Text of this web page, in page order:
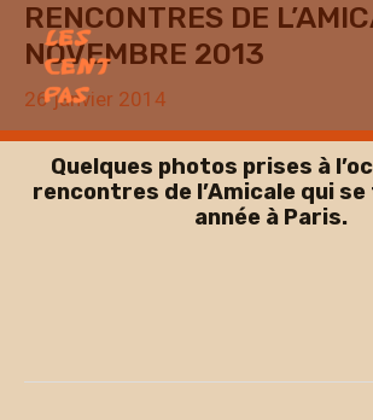
Aller
contenu
RENCONTRES DE
NOVEMBRE 2013
26 janvier 2014
Quelques photos prises à
rencontres de l’Amicale qui
année à Paris.